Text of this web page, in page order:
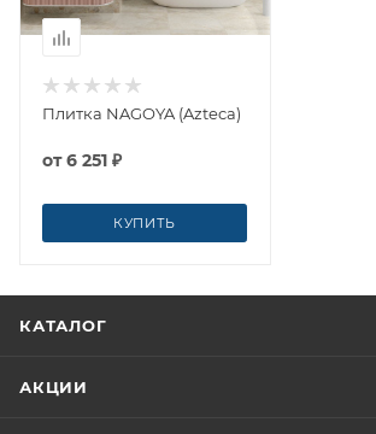
Плитка NAGOYA (Azteca)
от6 251 ₽
КУПИТЬ
КАТАЛОГ
АКЦИИ